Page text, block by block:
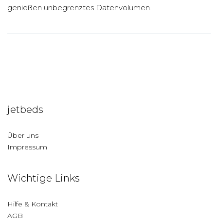
genießen unbegrenztes Datenvolumen.
jetbeds
Über uns
Impressum
Wichtige Links
Hilfe & Kontakt
AGB